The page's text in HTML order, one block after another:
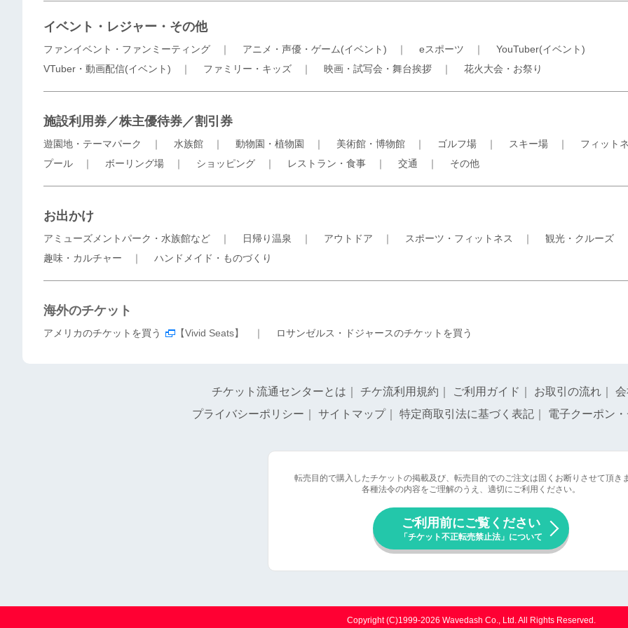
イベント・レジャー・その他
ファンイベント・ファンミーティング ｜ アニメ・声優・ゲーム(イベント) ｜ eスポーツ ｜ YouTuber(イベント)
VTuber・動画配信(イベント) ｜ ファミリー・キッズ ｜ 映画・試写会・舞台挨拶 ｜ 花火大会・お祭り
施設利用券／株主優待券／割引券
遊園地・テーマパーク ｜ 水族館 ｜ 動物園・植物園 ｜ 美術館・博物館 ｜ ゴルフ場 ｜ スキー場 ｜ フィット
プール ｜ ボーリング場 ｜ ショッピング ｜ レストラン・食事 ｜ 交通 ｜ その他
お出かけ
アミューズメントパーク・水族館など ｜ 日帰り温泉 ｜ アウトドア ｜ スポーツ・フィットネス ｜ 観光・クルーズ
趣味・カルチャー ｜ ハンドメイド・ものづくり
海外のチケット
アメリカのチケットを買う 【Vivid Seats】 ｜ ロサンゼルス・ドジャースのチケットを買う
チケット流通センターとは チケ流利用規約 ご利用ガイド お取引の流れ
プライバシーポリシー
サイトマップ｜ 特定商取引法に基づく表記 電子クーポン
転売目的で購入したチケットの掲載及び、転売目的でのご注文は固くお断りさせて頂きま
各種法令の内容をご理解のうえ、適切にご利用ください。
ご利用前にご覧ください
「チケット不正転売禁止法」について
Copyright (C)1999-2026 Wavedash Co., Ltd. All Rights Reserved.